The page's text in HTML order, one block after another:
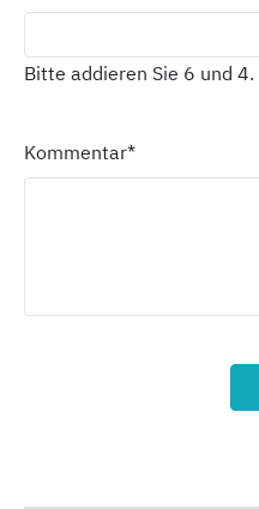
Bitte addieren Sie 6 und 4.
Kommentar*